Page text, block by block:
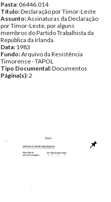
Pasta:06446.014
Título:Declaração por Timor-Leste
Assunto:Assinaturas da Declaração
por Timor-Leste, por alguns
membros do Partido Trabalhista da
República da Irlanda.
Data: 1983
Fundo:Arquivo da Resistência
Timorense - TAPOL
Tipo Documental:Documentos
Página(s):2